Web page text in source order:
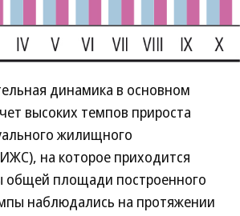
динамика в основном
высоких темпов прироста
жилищного
на которое приходится
общей площади построенного
наблюдались на протяжении